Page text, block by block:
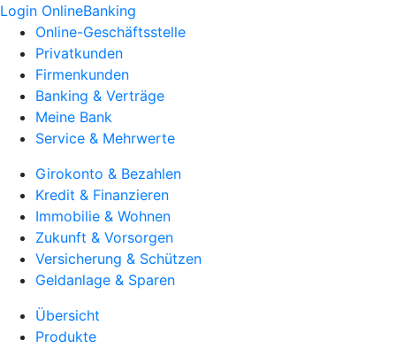
Login OnlineBanking
Online-Geschäftsstelle
Privatkunden
Firmenkunden
Banking & Verträge
Meine Bank
Service & Mehrwerte
Girokonto & Bezahlen
Kredit & Finanzieren
Immobilie & Wohnen
Zukunft & Vorsorgen
Versicherung & Schützen
Geldanlage & Sparen
Übersicht
Produkte